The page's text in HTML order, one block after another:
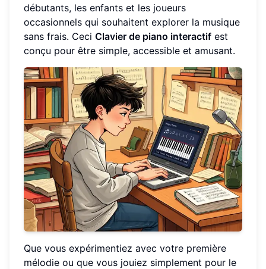
débutants, les enfants et les joueurs
occasionnels qui souhaitent explorer la musique
sans frais. Ceci Clavier de piano interactif est
conçu pour être simple, accessible et amusant.
Que vous expérimentiez avec votre première
mélodie ou que vous jouiez simplement pour le